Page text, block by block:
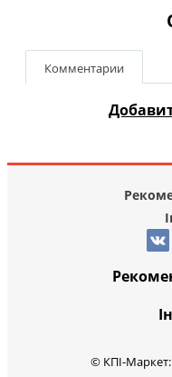
Комментарии
© КПІ-Маркет: